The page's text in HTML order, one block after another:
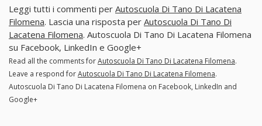
Leggi tutti i commenti per Autoscuola Di Tano Di Lacatena
Filomena. Lascia una risposta per Autoscuola Di Tano Di
Lacatena Filomena. Autoscuola Di Tano Di Lacatena Filomena
su Facebook, LinkedIn e Google+
Read all the comments forAutoscuola Di Tano Di Lacatena Filomena.
Leave a respond forAutoscuola Di Tano Di Lacatena Filomena.
Autoscuola Di Tano Di Lacatena Filomena on Facebook, LinkedIn and
Google+